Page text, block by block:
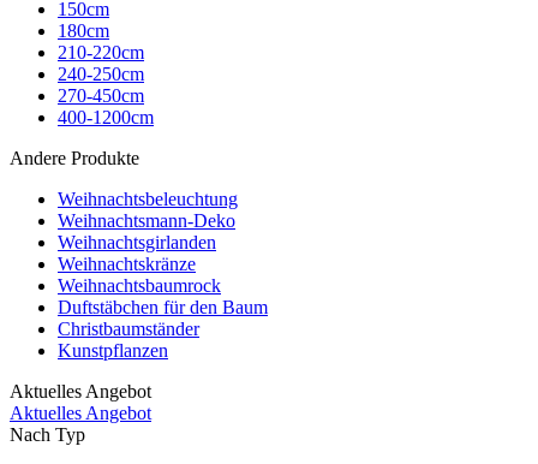
150cm
180cm
210-220cm
240-250cm
270-450cm
400-1200cm
Andere Produkte
Weihnachtsbeleuchtung
Weihnachtsmann-Deko
Weihnachtsgirlanden
Weihnachtskränze
Weihnachtsbaumrock
Duftstäbchen für den Baum
Christbaumständer
Kunstpflanzen
Aktuelles Angebot
Aktuelles Angebot
Nach Typ